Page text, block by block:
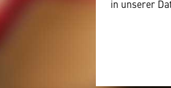
in unserer